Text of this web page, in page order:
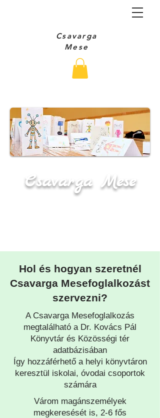
Csavarga
Mese
Csavarga Mese
Hol és hogyan szeretnél
Csavarga Mesefoglalkozást
szervezni?
A Csavarga Mesefoglalkozás
megtalálható a Dr. Kovács Pál
Könyvtár és Közösségi tér
adatbázisában
Így hozzáférhető a helyi könyvtáron
keresztül iskolai, óvodai csoportok
számára
Várom magánszemélyek
megkeresését is, 2-6 fős